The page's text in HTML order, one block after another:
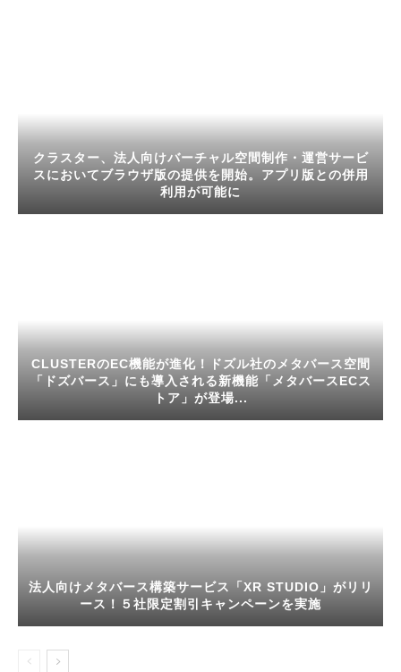
クラスター、法人向けバーチャル空間制作・運営サービ
スにおいてブラウザ版の提供を開始。アプリ版との併用
利用が可能に
CLUSTERのEC機能が進化！ドズル社のメタバース空間
「ドズバース」にも導入される新機能「メタバースECス
トア」が登場...
法人向けメタバース構築サービス「XR STUDIO」がリリ
ース！５社限定割引キャンペーンを実施